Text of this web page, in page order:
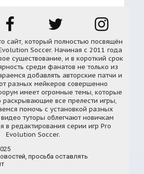
сайт, который полностью посвящён
Soccer. Начиная с 2011 года
существование, и в короткий срок
среди фанатов не только из
добавлять авторские патчи и
разных мейкеров совершенно
имеет огромные темы, которые
раскрывающие все прелести игры,
помочь с установкой разных
туторы облегчают новичкам
в редактирования серии игр Pro
Evolution Soccer.
просьба оставлять